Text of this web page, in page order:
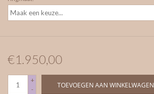
€1.950,00
+
-
TOEVOEGEN AAN WINKELWAGEN